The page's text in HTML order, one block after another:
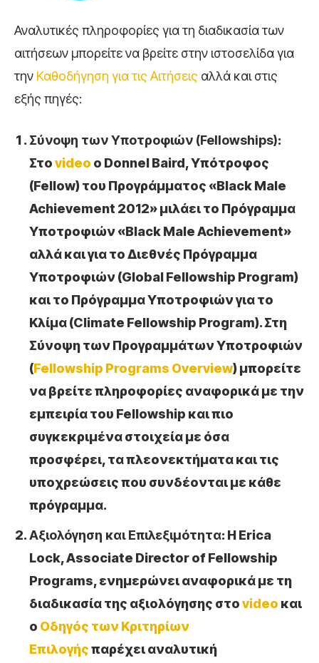
Αναλυτικές πληροφορίες για τη διαδικασία των
αιτήσεων μπορείτε να βρείτε στην ιστοσελίδα για
την Καθοδήγηση για τις Αιτήσεις αλλά και στις
εξής πηγές:
Σύνοψη των Υποτροφιών (Fellowships):
Στοvideo ο Donnel Baird, Υπότροφος
(Fellow) του Προγράμματος «Black Male
Achievement 2012» μιλάει το Πρόγραμμα
Υποτροφιών «Black Male Achievement»
αλλά και για το Διεθνές Πρόγραμμα
Υποτροφιών (Global Fellowship Program)
και το Πρόγραμμα Υποτροφιών για το
Κλίμα (Climate Fellowship Program). Στη
Σύνοψη των Προγραμμάτων Υποτροφιών
(Fellowship Programs Overview) μπορείτε
να βρείτε πληροφορίες αναφορικά με την
εμπειρία του Fellowship και πιο
συγκεκριμένα στοιχεία με όσα
προσφέρει, τα πλεονεκτήματα και τις
υποχρεώσεις που συνδέονται με κάθε
πρόγραμμα.
Αξιολόγηση και Επιλεξιμότητα: Η Erica
Lock, Associate Director of Fellowship
Programs, ενημερώνει αναφορικά με τη
διαδικασία της αξιολόγησης στοvideo και
ο Οδηγός των Κριτηρίων
Επιλογήςπαρέχει αναλυτική